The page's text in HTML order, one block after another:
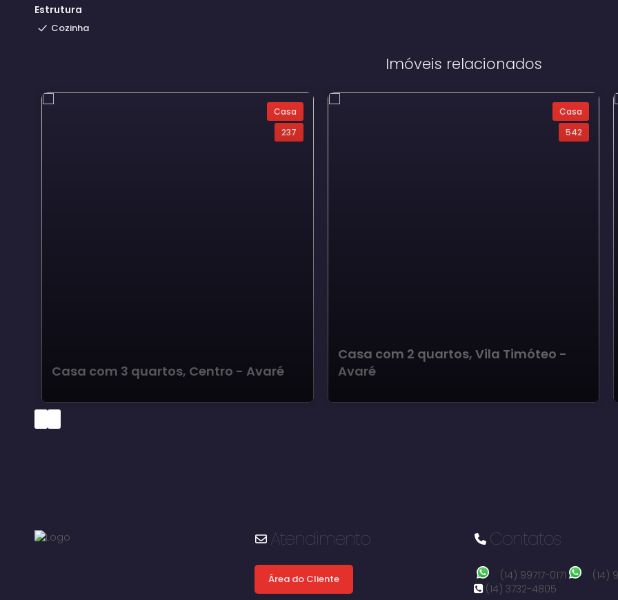
Estrutura
Cozinha
Imóveis relacionados
Casa
237
Casa com 3 quartos, Centro - Avaré
Casa
542
Casa com 2 quartos, Vila Timóteo -
Avaré
Atendimento
Área do Cliente
Contatos
(14) 99717-0171
(14)
(14) 3732-4805